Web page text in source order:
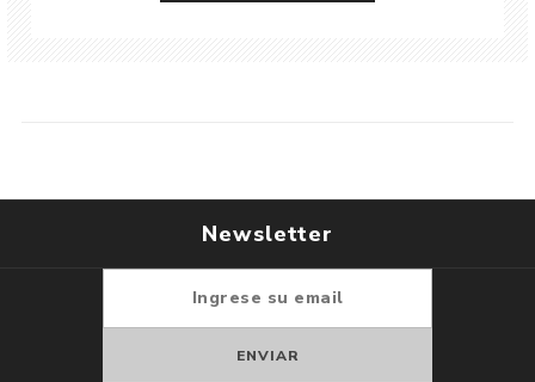
Newsletter